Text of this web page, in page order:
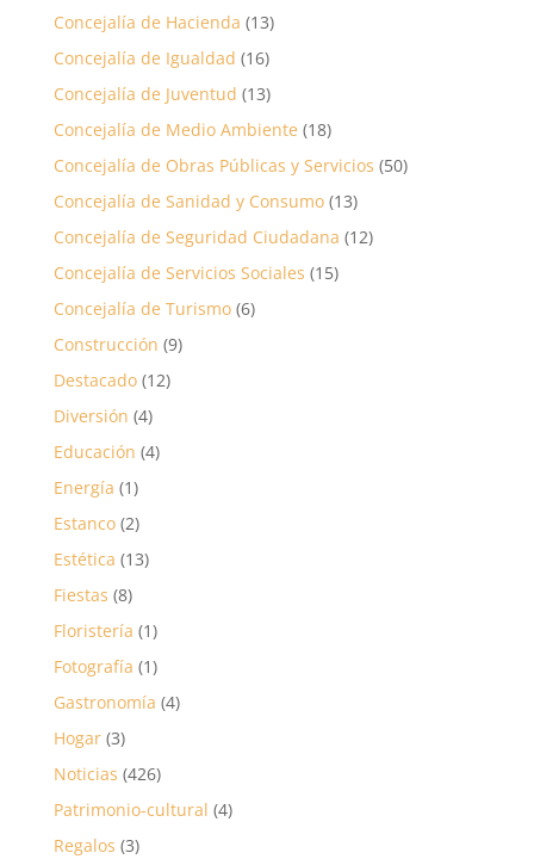
Concejalía de Hacienda (13)
Concejalía de Igualdad (16)
Concejalía de Juventud (13)
Concejalía de Medio Ambiente (18)
Concejalía de Obras Públicas y Servicios (50)
Concejalía de Sanidad y Consumo(13)
Concejalía de Seguridad Ciudadana (12)
Concejalía de Servicios Sociales (15)
Concejalía de Turismo(6)
Construcción (9)
Destacado(12)
Diversión (4)
Educación (4)
Energía (1)
Estanco(2)
Estética (13)
Fiestas (8)
Floristería (1)
Fotografía (1)
Gastronomía (4)
Hogar(3)
Noticias (426)
Patrimonio-cultural (4)
Regalos (3)